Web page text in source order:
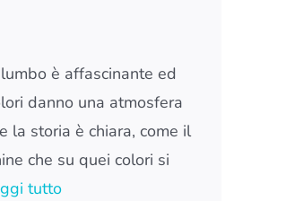
è affascinante ed
danno una atmosfera
la storia è chiara, come il
che su quei colori si
tutto